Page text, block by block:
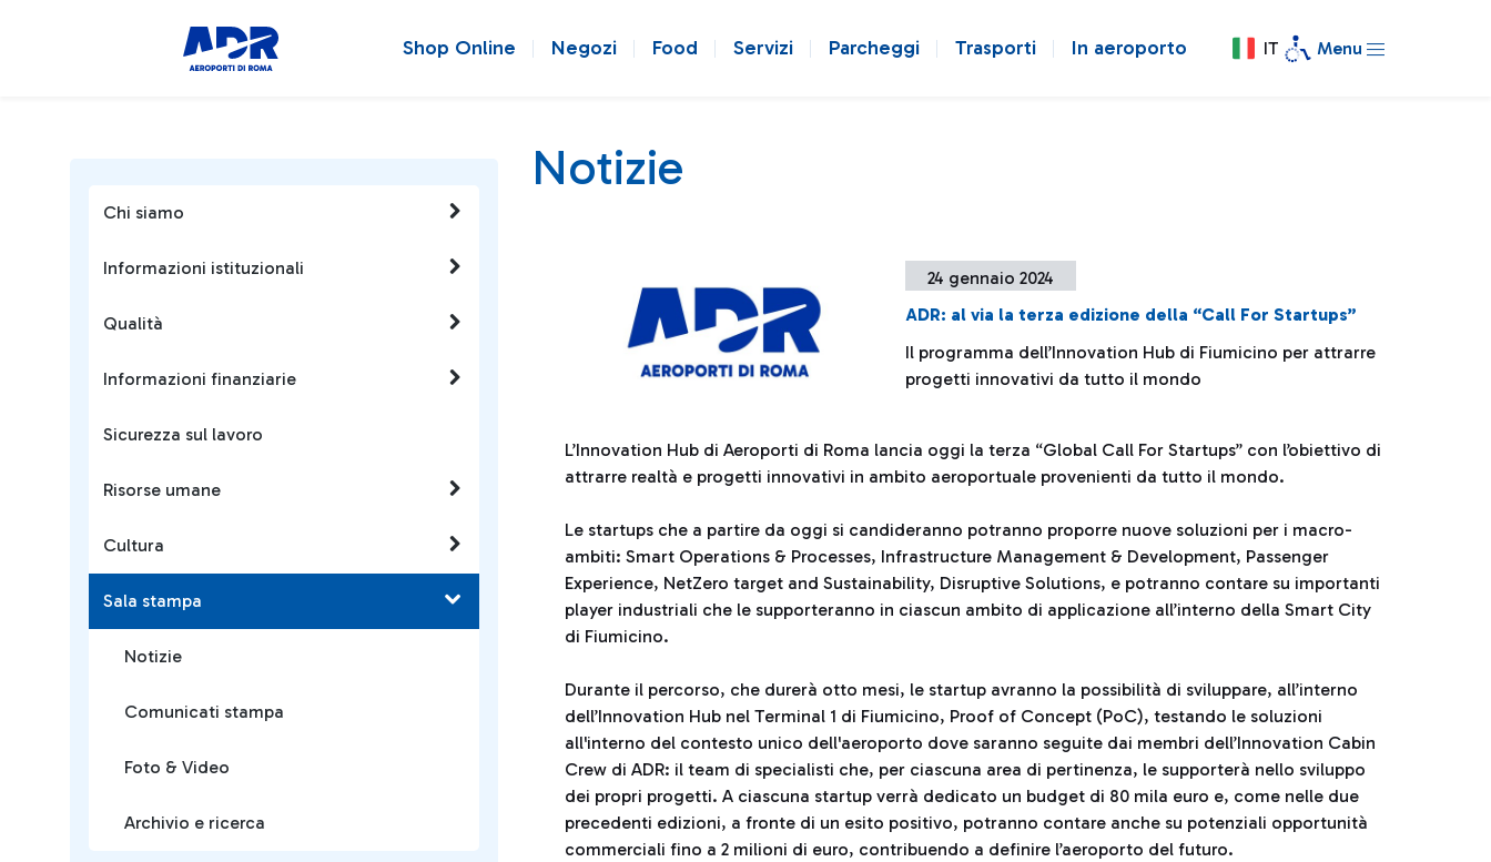
Shop Online Negozi Food Servizi Parcheggi Trasporti In aeroporto IT Menu
Chi siamo
Informazioni istituzionali
Qualità
Informazioni finanziarie
Sicurezza sul lavoro
Risorse umane
Cultura
Sala stampa
Notizie
Comunicati stampa
Foto & Video
Archivio e ricerca
Notizie
24 gennaio 2024
ADR: al via la terza edizione della “Call For Startups”
Il programma dell’Innovation Hub di Fiumicino per attrarre
progetti innovativi da tutto il mondo
L’Innovation Hub di Aeroporti di Roma lancia oggi la terza “Global Call For Startups” con l’obiettivo di
attrarre realtà e progetti innovativi in ambito aeroportuale provenienti da tutto il mondo.
Le startups che a partire da oggi si candideranno potranno proporre nuove soluzioni per i macro-
ambiti: Smart Operations & Processes, Infrastructure Management & Development, Passenger
Experience, NetZero target and Sustainability, Disruptive Solutions, e potranno contare su importanti
player industriali che le supporteranno in ciascun ambito di applicazione all’interno della Smart City
di Fiumicino.
Durante il percorso, che durerà otto mesi, le startup avranno la possibilità di sviluppare, all’interno
dell’Innovation Hub nel Terminal 1 di Fiumicino, Proof of Concept (PoC), testando le soluzioni
all'interno del contesto unico dell'aeroporto dove saranno seguite dai membri dell’Innovation Cabin
Crew di ADR: il team di specialisti che, per ciascuna area di pertinenza, le supporterà nello sviluppo
dei propri progetti. A ciascuna startup verrà dedicato un budget di 80 mila euro e, come nelle due
precedenti edizioni, a fronte di un esito positivo, potranno contare anche su potenziali opportunità
commerciali fino a 2 milioni di euro, contribuendo a definire l’aeroporto del futuro.